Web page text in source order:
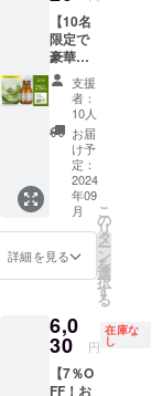
めま
す。堀
口園が
これま
で追求
し続け
てきた
「美味
しい」
が詰
まった
リター
ンに
なって
おりま
す！ ・
売管理
者標識
の掲示
情報 1.
販売場
か？
ACTIVE
を
10％OF
Fのセッ
ト価格
で販売
いたし
ます！
良質な
お茶を
味わい
つつ、
理想の
に近づ
く変化
してみ
ません
か？
択でき
ませ
ん。 日
本の伝
統文化
と現代
の栄養
を融合
した茶
乃美プ
ロテイ
ンは、
鹿児島
れた大
地で
の抹茶
を使用
し、高
品質W
本の伝
統文化
と現代
の栄養
を融合
した茶
乃美プ
ロテイ
ンは、
鹿児島
の恵ま
れた大
地で
最高級
の抹茶
品質W
タンパ
クや美
容成分
全ての
商品が
製造か
ら約1年
間（裏
面記
載） 保
存方法
・直射
日光、
高温多
湿を避
けて保
存して
くださ
とめて
お届け
しま
す。 日
・茶乃
美プロ
テイ
ン：
810g×2
袋（60
日分）
・オリ
ジナル
ティー
バッ
グ：
3g×15
バッグ
入り※商
ての商
品が製
造から
約1年間
【10名
限定で
豪華商
品提
供！
25％OF
F！超早
割！】
茶乃
美プロ
テイン
60日分
通常価
格
12,960
円 ↓ 超
格
9,720円
内容量
・茶乃
支援
者：
10人
お届
け予
定：
2024
年09
月
詳細を見る
こ
の
リ
タ
ー
ン
を
選
択
す
る
6,0
30 円
在庫な
し
【7％O
FF！お